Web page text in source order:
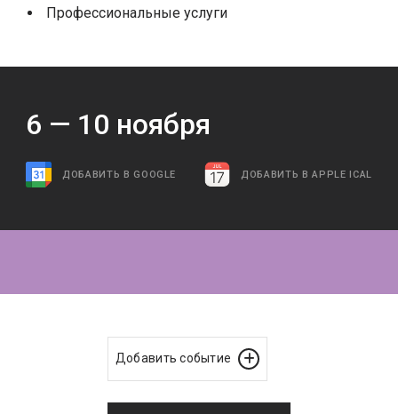
Профессиональные услуги
6 — 10 ноября
ДОБАВИТЬ В GOOGLE ДОБАВИТЬ В APPLE ICAL
Добавить событие